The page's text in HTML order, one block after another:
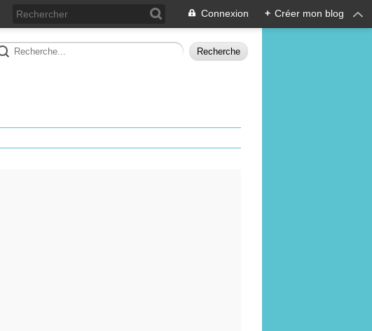
Connexion + Créer mon blog